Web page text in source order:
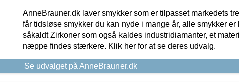
AnneBrauner.dk laver smykker som er tilpasset markedets
får tidsløse smykker du kan nyde i mange år, alle smykker er
såkaldt Zirkoner som også kaldes industridiamanter, et
næppe findes stærkere. Klik her for at se deres udvalg.
Se udvalget på AnneBrauner.dk